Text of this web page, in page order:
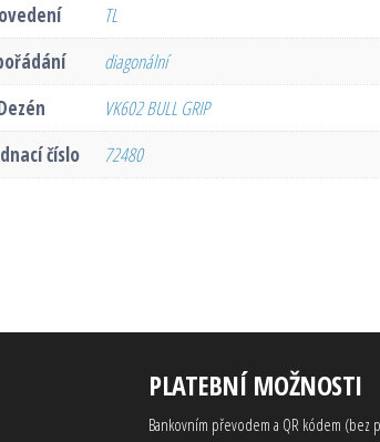
TL
diagonální
VK602 BULL GRIP
číslo
72480
PLATEBNÍ MOŽNOSTI
Bankovním převodem a QR kódem (bez